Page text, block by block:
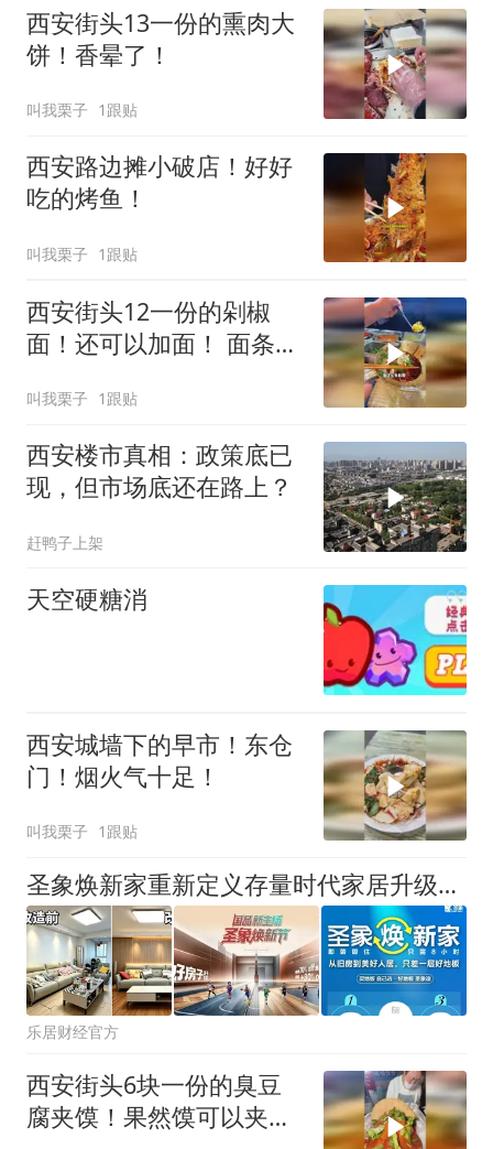
西安街头13一份的熏肉大
饼！香晕了！
叫我栗子 1跟贴
西安路边摊小破店！好好
吃的烤鱼！
叫我栗子 1跟贴
西安街头12一份的剁椒
面！还可以加面！ 面条好
叫我栗子 1跟贴
西安楼市真相：政策底已
现，但市场底还在路上？
赶鸭子上架
天空硬糖消
西安城墙下的早市！东仓
门！烟火气十足！
叫我栗子 1跟贴
圣象焕新家重新定义存量时代家居升级逻辑，筑牢说换就换的底气！
乐居财经官方
西安街头6块一份的臭豆
腐夹馍！果然馍可以夹万